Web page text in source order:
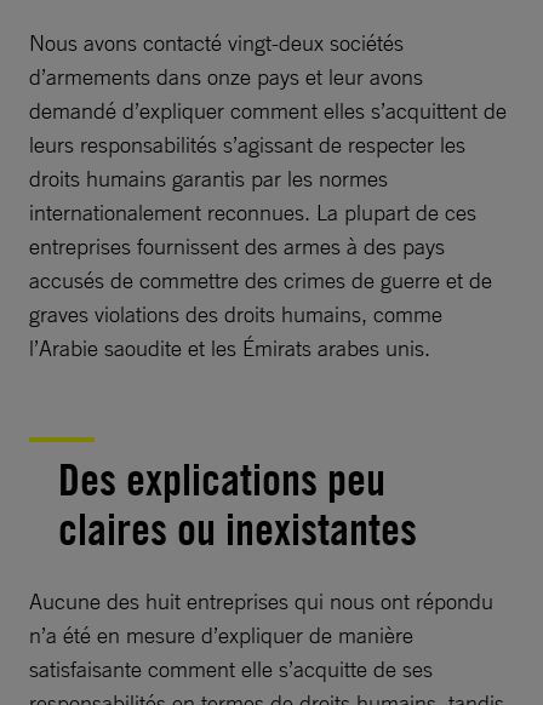
Nous avons contacté vingt-deux sociétés
d’armements dans onze pays et leur avons
demandé d’expliquer comment elles s’acquittent de
leurs responsabilités s’agissant de respecter les
droits humains garantis par les normes
internationalement reconnues. La plupart de ces
entreprises fournissent des armes à des pays
accusés de commettre des crimes de guerre et de
graves violations des droits humains, comme
l’Arabie saoudite et les Émirats arabes unis.
Des explications peu
claires ou inexistantes
Aucune des huit entreprises qui nous ont répondu
n’a été en mesure d’expliquer de manière
satisfaisante comment elle s’acquitte de ses